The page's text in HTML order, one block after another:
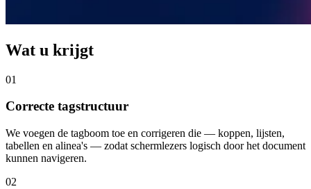
Wat u krijgt
01
Correcte tagstructuur
We voegen de tagboom toe en corrigeren die — koppen, lijsten,
tabellen en alinea's — zodat schermlezers logisch door het document
kunnen navigeren.
02